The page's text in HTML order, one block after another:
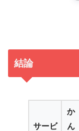
結論
サービ
か
ん